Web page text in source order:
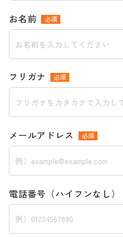
お名前 必須
フリガナ 必須
メールアドレス 必須
電話番号（ハイフンなし）